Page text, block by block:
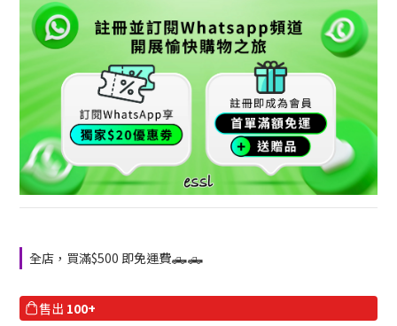
全店，買滿$500 即免運費🛻🛻
售出 100+